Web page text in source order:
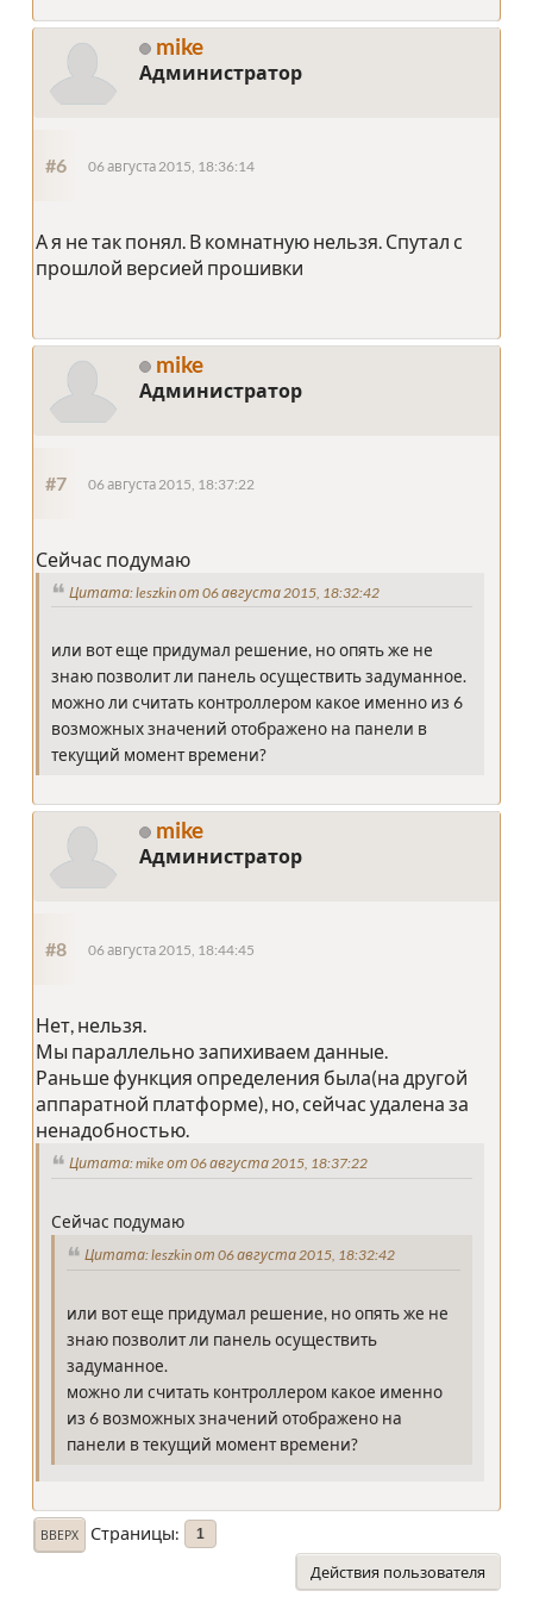
mike
Администратор
#6 06 августа 2015, 18:36:14
А я не так понял. В комнатную нельзя. Спутал с
прошлой версией прошивки
mike
Администратор
#7 06 августа 2015, 18:37:22
Сейчас подумаю
Цитата: leszkin от 06 августа 2015, 18:32:42
или вот еще придумал решение, но опять же не
знаю позволит ли панель осуществить задуманное.
можно ли считать контроллером какое именно из 6
возможных значений отображено на панели в
текущий момент времени?
mike
Администратор
#8 06 августа 2015, 18:44:45
Нет, нельзя.
Мы параллельно запихиваем данные.
Раньше функция определения была(на другой
аппаратной платформе), но, сейчас удалена за
ненадобностью.
Цитата: mike от 06 августа 2015, 18:37:22
Сейчас подумаю
Цитата: leszkin от 06 августа 2015, 18:32:42
или вот еще придумал решение, но опять же не
знаю позволит ли панель осуществить
задуманное.
можно ли считать контроллером какое именно
из 6 возможных значений отображено на
панели в текущий момент времени?
ВВЕРХ Страницы 1
Действия пользователя